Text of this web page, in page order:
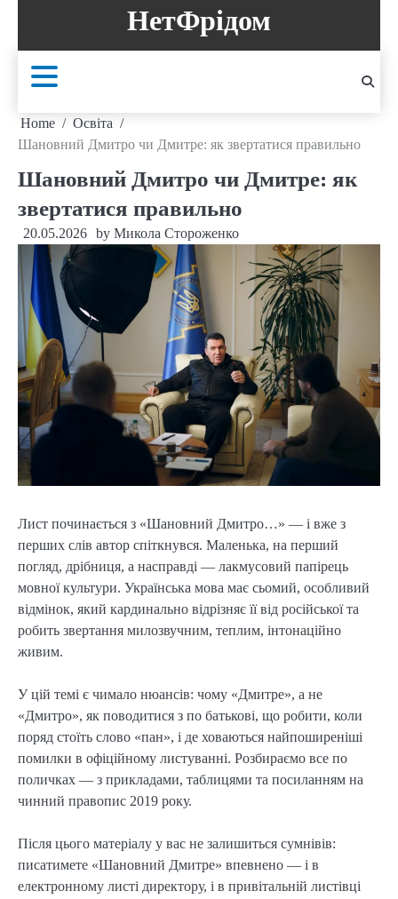
content
НетФрідом
Home
Освіта
Шановний Дмитро чи Дмитре: як звертатися правильно
Шановний Дмитро чи Дмитре: як
звертатися правильно
20.05.2026 by Микола Стороженко
Лист починається з «Шановний Дмитро…» — і вже з
перших слів автор спіткнувся. Маленька, на перший
погляд, дрібниця, а насправді — лакмусовий папірець
мовної культури. Українська мова має сьомий, особливий
відмінок, який кардинально відрізняє її від російської та
робить звертання милозвучним, теплим, інтонаційно
живим.
У цій темі є чимало нюансів: чому «Дмитре», а не
«Дмитро», як поводитися з по батькові, що робити, коли
поряд стоїть слово «пан», і де ховаються найпоширеніші
помилки в офіційному листуванні. Розбираємо все по
поличках — з прикладами, таблицями та посиланням на
чинний правопис 2019 року.
Після цього матеріалу у вас не залишиться сумнівів:
писатимете «Шановний Дмитре» впевнено — і в
електронному листі директору, і в привітальній листівці